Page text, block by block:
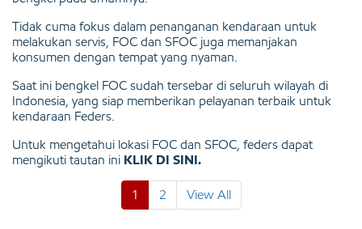
Tidak cuma fokus dalam penanganan kendaraan untuk
melakukan servis, FOC dan SFOC juga memanjakan
konsumen dengan tempat yang nyaman.
Saat ini bengkel FOC sudah tersebar di seluruh wilayah di
Indonesia, yang siap memberikan pelayanan terbaik untuk
kendaraan Feders.
Untuk mengetahui lokasi FOC dan SFOC, feders dapat
mengikuti tautan ini KLIK DI SINI.
1 2 View All